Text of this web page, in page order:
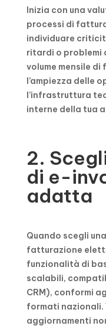
Inizia con una
processi di
individuare
ritardi o problemi
volume mensile
l’ampiezza delle
l’infrastruttura
interne della tua
2.
di e-
adatta
Quando scegli
fatturazione
funzionalità di
scalabili,
CRM), conformi
formati nazionali.
aggiornamenti